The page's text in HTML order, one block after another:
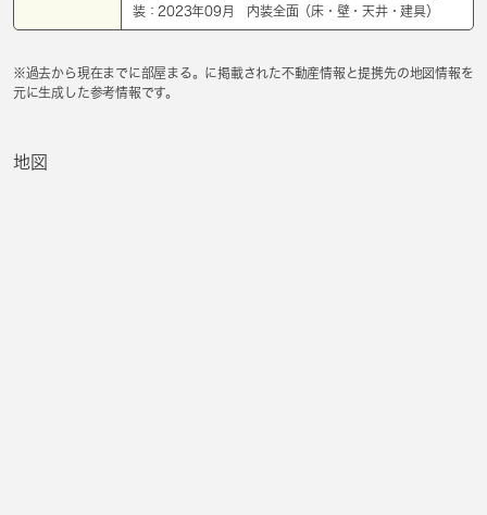
装：2023年09月 内装全面（床・壁・天井・建具）
※過去から現在までに部屋まる。に掲載された不動産情報と提携先の地図情報を
元に生成した参考情報です。
地図